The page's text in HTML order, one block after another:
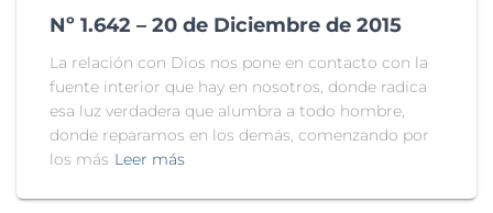
Nº 1.642 – 20 de Diciembre de 2015
La relación con Dios nos pone en contacto con la
fuente interior que hay en nosotros, donde radica
esa luz verdadera que alumbra a todo hombre,
donde reparamos en los demás, comenzando por
los más Leer más